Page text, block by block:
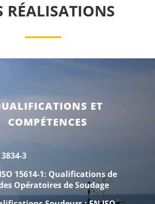
RÉALISATIONS
ET
COMPÉTENCES
3834-3
15614-1: Qualifications de
Opératoires de Soudage